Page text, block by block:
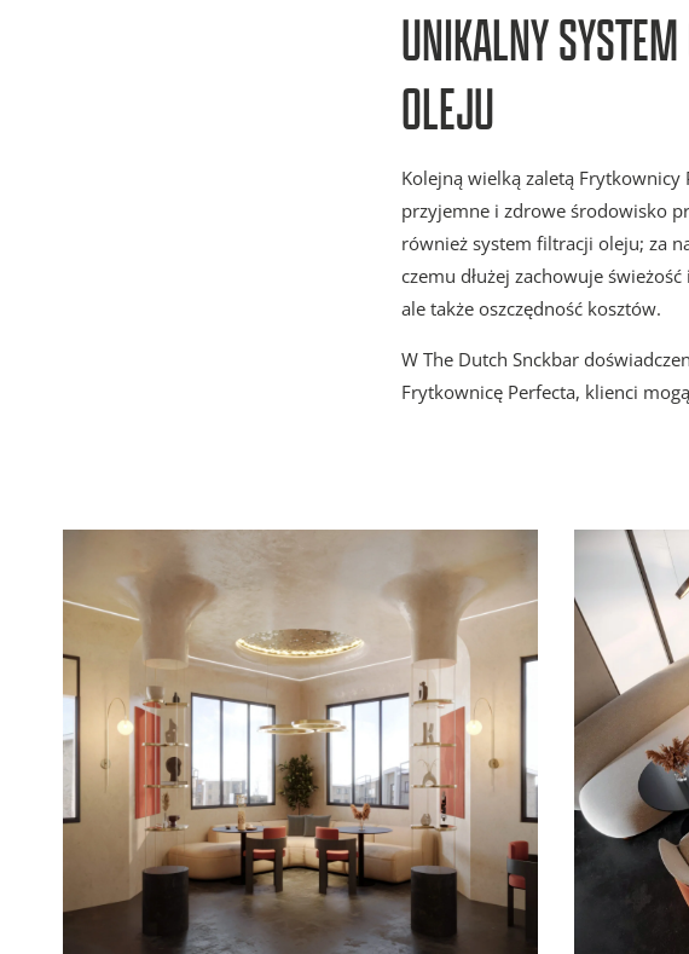
UNIKALNY
OLEJU
Kolejną wielką zaletą
przyjemne i zdrowe środowisko
również system filtracji oleju; za
czemu dłużej zachowuje
ale także oszczędność kosztów.
W The Dutch Snckbar
Frytkownicę Perfecta, klienci